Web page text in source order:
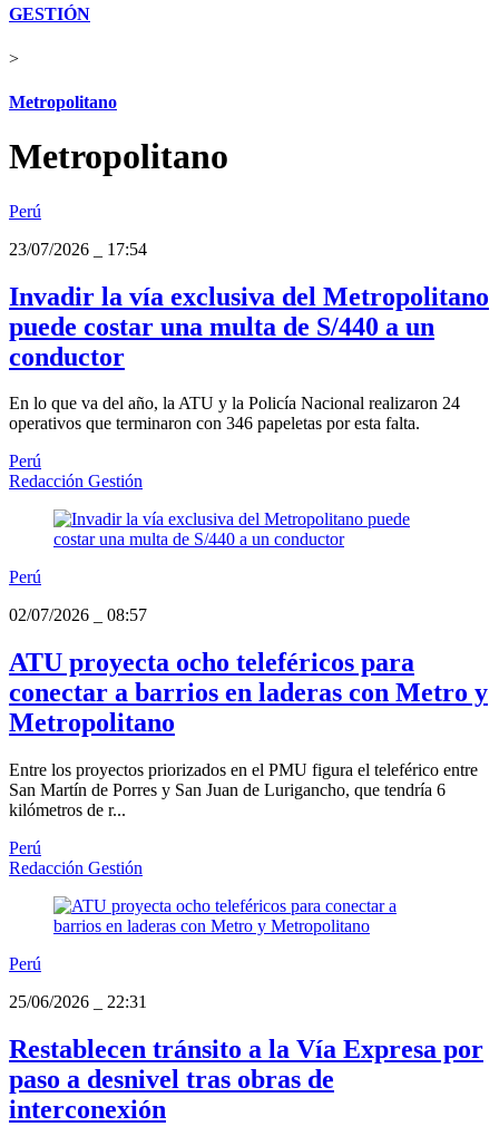
GESTIÓN
>
Metropolitano
Metropolitano
Perú
23/07/2026
17:54
Invadir la vía exclusiva del Metropolitano
puede costar una multa de S/440 a un
conductor
En lo que va del año, la ATU y la Policía Nacional realizaron 24
operativos que terminaron con 346 papeletas por esta falta.
Perú
Redacción Gestión
Perú
02/07/2026
08:57
ATU proyecta ocho teleféricos para
conectar a barrios en laderas con Metro y
Metropolitano
Entre los proyectos priorizados en el PMU figura el teleférico entre
San Martín de Porres y San Juan de Lurigancho, que tendría 6
kilómetros de r...
Perú
Redacción Gestión
Perú
25/06/2026
22:31
Restablecen tránsito a la Vía Expresa por
paso a desnivel tras obras de
interconexión